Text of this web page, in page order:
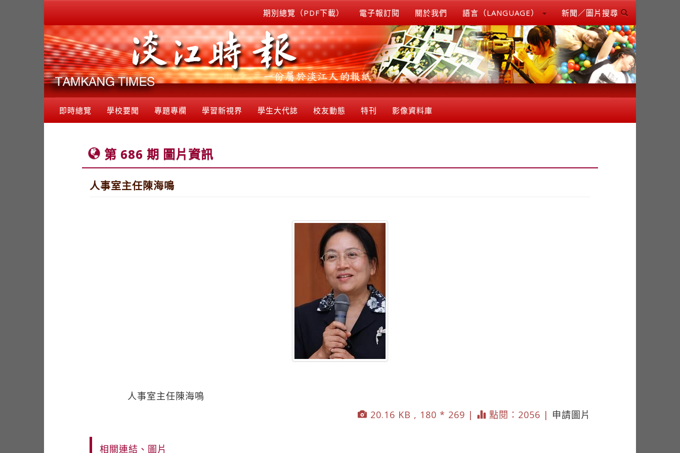
期別總覽（PDF下載） 電子報訂閱 關於我們 語言（LANGUAGE） 新聞／圖片搜尋
即時總覽 學校要聞 專題專欄 學習新視界 學生大代誌 校友動態 特刊 影像資料庫
第 686 期 圖片資訊
人事室主任陳海鳴
人事室主任陳海鳴
20.16 KB , 180 * 269 |
點閱：2056 | 申請圖片
相關連結、圖片